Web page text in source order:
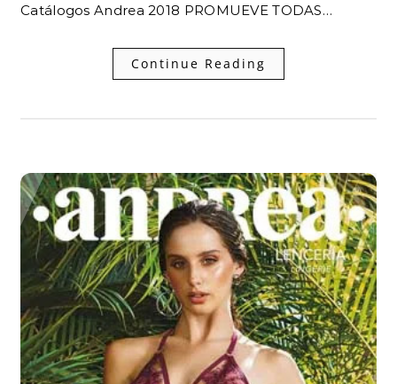
Catálogos Andrea 2018 PROMUEVE TODAS…
Continue Reading